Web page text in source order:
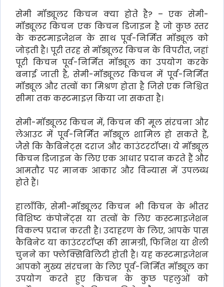
सेमी मॉड्यूलर किचन क्या होते है? – एक सेमी-
मॉड्यूलर किचन एक किचन डिजाइन है जो कुछ स्तर
के कस्टमाइजेशन के साथ पूर्व-निर्मित मॉड्यूल को
जोड़ती है। पूरी तरह से मॉड्यूलर किचन के विपरीत, जहां
पूरी किचन पूर्व-निर्मित मॉड्यूल का उपयोग करके
बनाई जाती है, सेमी-मॉड्यूलर किचन में पूर्व-निर्मित
मॉड्यूल और तत्वों का मिश्रण होता है जिसे एक निश्चित
सीमा तक कस्टमाइज़ किया जा सकता है।
सेमी-मॉड्यूलर किचन में, किचन की मूल संरचना और
लेआउट में पूर्व-निर्मित मॉड्यूल शामिल हो सकते हैं,
जैसे कि कैबिनेट्स दराज और काउंटरटॉप्स। ये मॉड्यूल
किचन डिजाइन के लिए एक आधार प्रदान करते हैं और
आमतौर पर मानक आकार और विन्यास में उपलब्ध
होते हैं।
हालाँकि, सेमी-मॉड्यूलर किचन भी किचन के भीतर
विशिष्ट कंपोनेंट्स या तत्वों के लिए कस्टमाइजेशन
विकल्प प्रदान करती है। उदाहरण के लिए, आपके पास
कैबिनेट या काउंटरटॉप्स की सामग्री, फिनिश या शैली
चुनने का फ्लेक्सिबिलिटी होती है। यह कस्टमाइजेशन
आपको मुख्य संरचना के लिए पूर्व-निर्मित मॉड्यूल का
उपयोग करते हुए किचन के कुछ पहलुओं को